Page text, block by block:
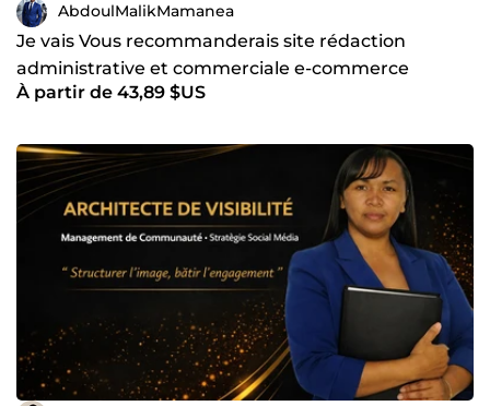
AbdoulMalikMamanea
Je vais Vous recommanderais site rédaction
administrative et commerciale e-commerce
À partir de 43,89 $US